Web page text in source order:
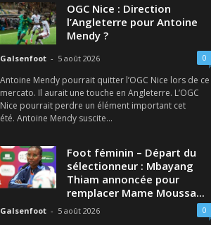
OGC Nice : Direction
l’Angleterre pour Antoine
Mendy ?
Galsenfoot - 5 août 2026 0
Antoine Mendy pourrait quitter l’OGC Nice lors de ce
mercato. Il aurait une touche en Angleterre. L’OGC
Nice pourrait perdre un élément important cet
été. Antoine Mendy suscite...
Foot féminin – Départ du
sélectionneur : Mbayang
Thiam annoncée pour
remplacer Mame Moussa...
Galsenfoot - 5 août 2026 0